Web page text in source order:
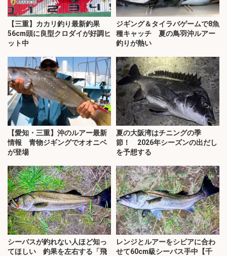
【三重】カカリ釣り最新釣果
56cm頭に良型クロダイが好調ヒ
ット中
ジギング＆タイラバゲームで8魚
種キャッチ 夏の鳥羽沖ルアー
釣りが熱い
【愛知・三重】沖のルアー最新
情報 青物ジギングでオオニベ
が登場
夏の大阪湾はチニングの季
節！ 2026年シーズンの出だし
を予想する
シーバスが釣れない人ほど知っ
てほしい 釣果を左右する「飛
レンジとルアーをシビアに合わ
せて60cm級シーバス手中【千